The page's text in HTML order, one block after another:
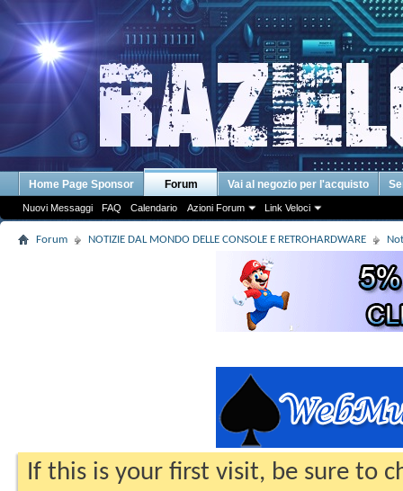
Home Page Sponsor Forum
Nuovi Messaggi FAQ Calendario Azioni Forum Link Veloci
Vai al negozio per l'acquisto
Forum NOTIZIE DAL MONDO DELLE CONSOLE E RETROHARDWARE
If this is your first visit, be sure to